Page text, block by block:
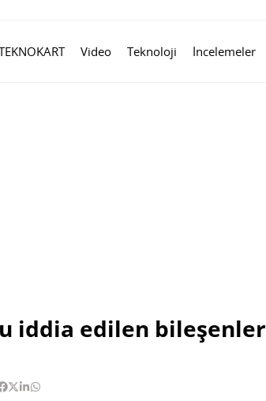
Video Teknoloji İncelemeler
iddia edilen bileşenler